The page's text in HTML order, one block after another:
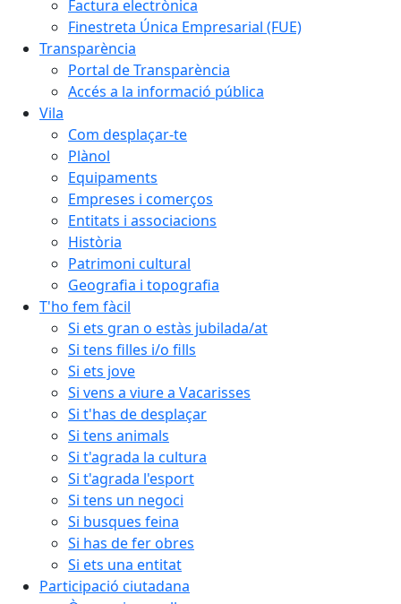
Factura electrònica
Finestreta Única Empresarial (FUE)
Transparència
Portal de Transparència
Accés a la informació pública
Vila
Com desplaçar-te
Plànol
Equipaments
Empreses i comerços
Entitats i associacions
Història
Patrimoni cultural
Geografia i topografia
T'ho fem fàcil
Si ets gran o estàs jubilada/at
Si tens filles i/o fills
Si ets jove
Si vens a viure a Vacarisses
Si t'has de desplaçar
Si tens animals
Si t'agrada la cultura
Si t'agrada l'esport
Si tens un negoci
Si busques feina
Si has de fer obres
Si ets una entitat
Participació ciutadana